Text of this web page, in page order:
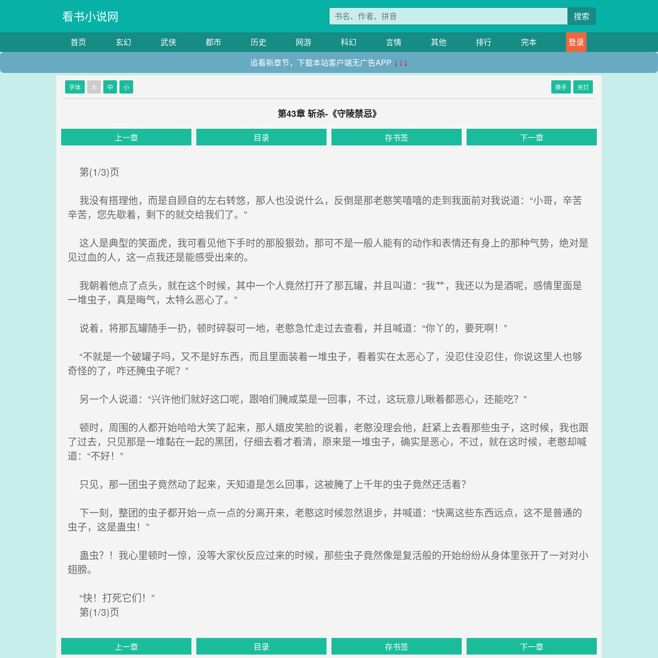
看书小说网 搜索
首页 玄幻 武侠 都市 历史 网游 科幻 言情 其他 排行 完本
登录
追看新章节，下载本站客户端无广告APP ↓↓↓
字体 大 中 小 换手 关灯
第43章 斩杀-《守陵禁忌》
上一章 目录 存书签 下一章
第(1/3)页
我没有搭理他，而是自顾自的左右转悠，那人也没说什么，反倒是那老憨笑嘻嘻的走到我面前对我说道：“小哥，辛苦
辛苦，您先歇着，剩下的就交给我们了。”
这人是典型的笑面虎，我可看见他下手时的那股狠劲，那可不是一般人能有的动作和表情还有身上的那种气势，绝对是
见过血的人，这一点我还是能感受出来的。
我朝着他点了点头，就在这个时候，其中一个人竟然打开了那瓦罐，并且叫道：“我艹，我还以为是酒呢，感情里面是
一堆虫子，真是晦气，太特么恶心了。”
说着，将那瓦罐随手一扔，顿时碎裂可一地，老憨急忙走过去查看，并且喊道：“你丫的，要死啊！”
“不就是一个破罐子吗，又不是好东西，而且里面装着一堆虫子，看着实在太恶心了，没忍住没忍住，你说这里人也够
奇怪的了，咋还腌虫子呢？”
另一个人说道：“兴许他们就好这口呢，跟咱们腌咸菜是一回事，不过，这玩意儿瞅着都恶心，还能吃？”
顿时，周围的人都开始哈哈大笑了起来，那人嬉皮笑脸的说着，老憨没理会他，赶紧上去看那些虫子，这时候，我也跟
了过去，只见那是一堆黏在一起的黑团，仔细去看才看清，原来是一堆虫子，确实是恶心，不过，就在这时候，老憨却喊
道：“不好！”
只见，那一团虫子竟然动了起来，天知道是怎么回事，这被腌了上千年的虫子竟然还活着？
下一刻，整团的虫子都开始一点一点的分离开来，老憨这时候忽然退步，并喊道：“快离这些东西远点，这不是普通的
虫子，这是蛊虫！”
蛊虫？！我心里顿时一惊，没等大家伙反应过来的时候，那些虫子竟然像是复活般的开始纷纷从身体里张开了一对对小
翅膀。
“快！打死它们！”
第(1/3)页
上一章 目录 存书签 下一章